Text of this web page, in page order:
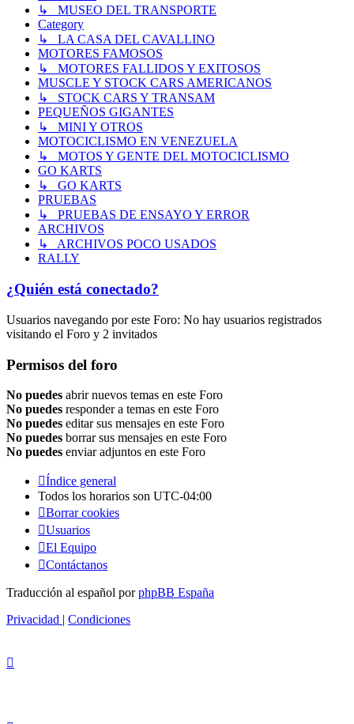
↳ MUSEO DEL TRANSPORTE
Category
↳ LA CASA DEL CAVALLINO
MOTORES FAMOSOS
↳ MOTORES FALLIDOS Y EXITOSOS
MUSCLE Y STOCK CARS AMERICANOS
↳ STOCK CARS Y TRANSAM
PEQUEÑOS GIGANTES
↳ MINI Y OTROS
MOTOCICLISMO EN VENEZUELA
↳ MOTOS Y GENTE DEL MOTOCICLISMO
GO KARTS
↳ GO KARTS
PRUEBAS
↳ PRUEBAS DE ENSAYO Y ERROR
ARCHIVOS
↳ ARCHIVOS POCO USADOS
RALLY
¿Quién está conectado?
Usuarios navegando por este Foro: No hay usuarios registrados
visitando el Foro y 2 invitados
Permisos del foro
No puedes abrir nuevos temas en este Foro
No puedes responder a temas en este Foro
No puedes editar sus mensajes en este Foro
No puedes borrar sus mensajes en este Foro
No puedes enviar adjuntos en este Foro
Índice general
Todos los horarios son UTC-04:00
Borrar cookies
Usuarios
El Equipo
Contáctanos
Traducción al español porphpBB España
Privacidad | Condiciones